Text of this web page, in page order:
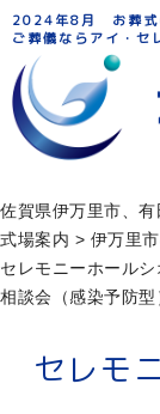
2024年8月 お葬式
ご葬儀ならアイ・セ
佐賀県伊万里市、有
式場案内 > 伊万里
セレモニーホール
相談会（感染予防型
セレモ